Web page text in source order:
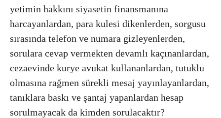
yetimin hakkını siyasetin finansmanına
harcayanlardan, para kulesi dikenlerden, sorgusu
sırasında telefon ve numara gizleyenlerden,
sorulara cevap vermekten devamlı kaçınanlardan,
cezaevinde kurye avukat kullananlardan, tutuklu
olmasına rağmen sürekli mesaj yayınlayanlardan,
tanıklara baskı ve şantaj yapanlardan hesap
sorulmayacak da kimden sorulacaktır?